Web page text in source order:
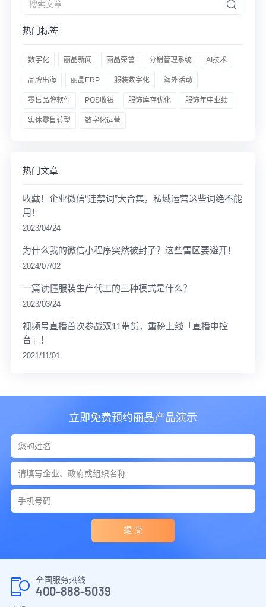
热门标签
数字化 丽晶新闻 丽晶荣誉 分销管理系统 AI技术
品牌出海 丽晶ERP 服装数字化 海外活动
零售品牌软件 POS收银 服饰库存优化 服饰年中业绩
实体零售转型 数字化运营
热门文章
收藏！企业微信“违禁词”大合集，私域运营这些词绝不能
用！
2023/04/24
为什么我的微信小程序突然被封了？这些雷区要避开！
2024/07/02
一篇读懂服装生产代工的三种模式是什么？
2023/03/24
视频号直播首次参战双11带货，重磅上线「直播中控
台」！
2021/11/01
立即免费预约丽晶产品演示
提 交
全国服务热线
400-888-5039